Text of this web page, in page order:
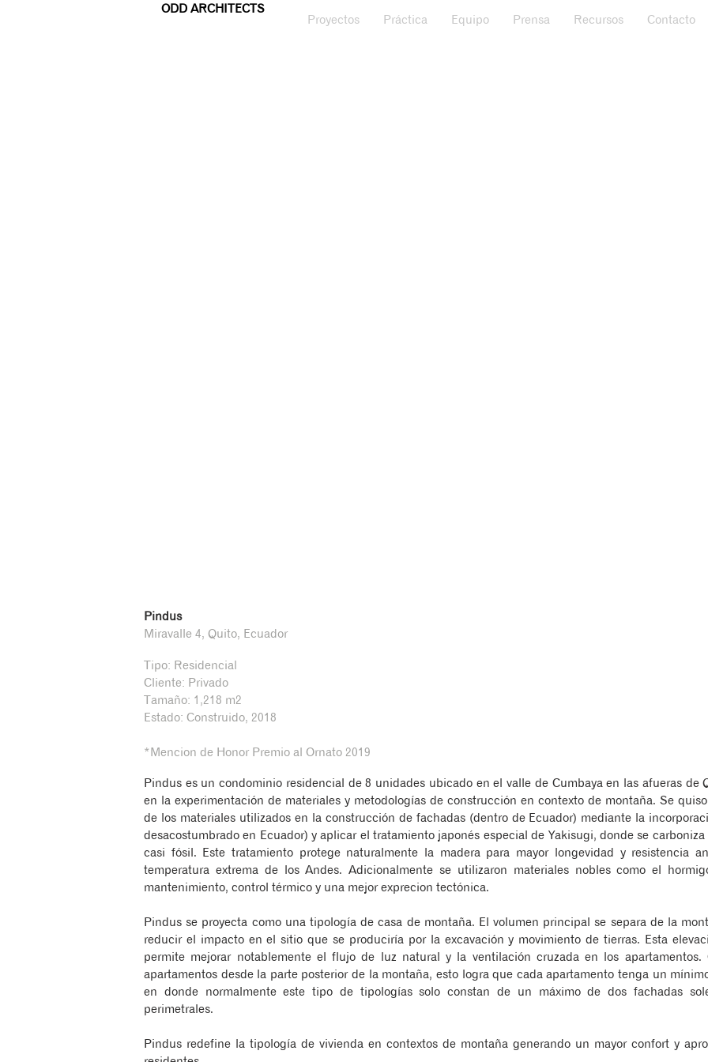
ODD ARCHITECTS
Proyectos Práctica Equipo Prensa Recursos Contacto
Pindus
Miravalle 4, Quito, Ecuador
Tipo: Residencial
Cliente: Privado
Tamaño: 1,218 m2
Estado: Construido, 2018
*Mencion de Honor Premio al Ornato 2019
Pindus es un condominio residencial de 8 unidades ubicado en el valle de Cumbaya en las afueras de
en la experimentación de materiales y metodologías de construcción en contexto de montaña. Se
de los materiales utilizados en la construcción de fachadas (dentro de Ecuador) mediante la
desacostumbrado en Ecuador) y aplicar el tratamiento japonés especial de Yakisugi, donde se
casi fósil. Este tratamiento protege naturalmente la madera para mayor longevidad y resistencia
temperatura extrema de los Andes. Adicionalmente se utilizaron materiales nobles como el
mantenimiento, control térmico y una mejor exprecion tectónica.
Pindus se proyecta como una tipología de casa de montaña. El volumen principal se separa de la
reducir el impacto en el sitio que se produciría por la excavación y movimiento de tierras. Esta
permite mejorar notablemente el flujo de luz natural y la ventilación cruzada en los
apartamentos desde la parte posterior de la montaña, esto logra que cada apartamento tenga un
en donde normalmente este tipo de tipologías solo constan de un máximo de dos fachadas
perimetrales.
Pindus redefine la tipología de vivienda en contextos de montaña generando un mayor confort y